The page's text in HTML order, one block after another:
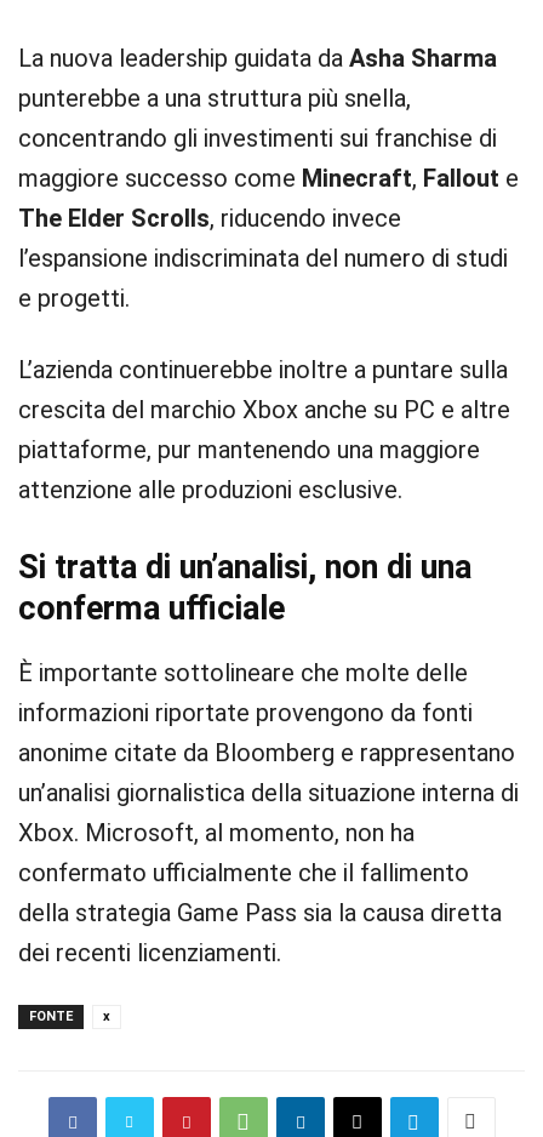
La nuova leadership guidata da Asha Sharma
punterebbe a una struttura più snella,
concentrando gli investimenti sui franchise di
maggiore successo come Minecraft, Fallout e
The Elder Scrolls, riducendo invece
l’espansione indiscriminata del numero di studi
e progetti.
L’azienda continuerebbe inoltre a puntare sulla
crescita del marchio Xbox anche su PC e altre
piattaforme, pur mantenendo una maggiore
attenzione alle produzioni esclusive.
Si tratta di un’analisi, non di una
conferma ufficiale
È importante sottolineare che molte delle
informazioni riportate provengono da fonti
anonime citate da Bloomberg e rappresentano
un’analisi giornalistica della situazione interna di
Xbox. Microsoft, al momento, non ha
confermato ufficialmente che il fallimento
della strategia Game Pass sia la causa diretta
dei recenti licenziamenti.
FONTE x